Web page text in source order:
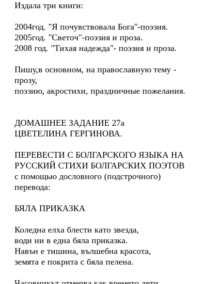
Издала три книги:
2004год. "Я почувствовала Бога"-поэзия.
2005год. "Светоч"-поэзия и проза.
2008 год. "Тихая надежда"- поэзия и проза.
Пишу,в основном, на православную тему -
прозу,
поэзию, акростихи, праздничные пожелания.
ДОМАШНЕЕ ЗАДАНИЕ 27а
ЦВЕТЕЛИНА ГЕРГИНОВА.
ПЕРЕВЕСТИ С БОЛГАРСКОГО ЯЗЫКА НА
РУССКИЙ СТИХИ БОЛГАРСКИХ ПОЭТОВ
с помощью дословного (подстрочного)
перевода:
БЯЛА ПРИКАЗКА
Коледна елха блести като звезда,
води ни в една бяла приказка.
Навън е тишина, вълшебна красота,
земята е покрита с бяла пелена.